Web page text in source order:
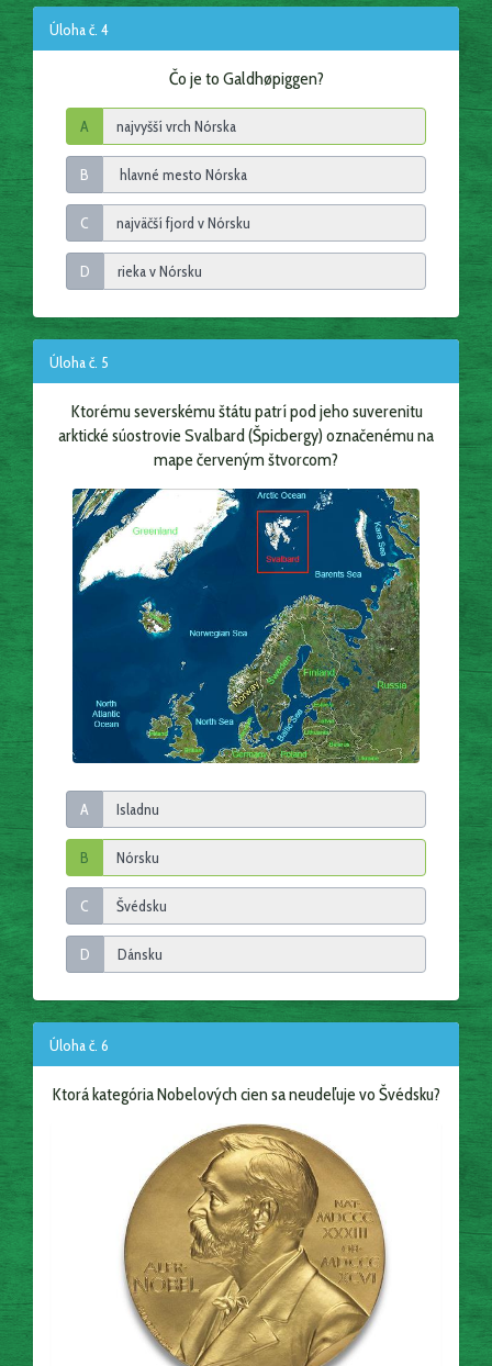
Úloha č. 4
Čo je to Galdhøpiggen?
A
B
C
D
Úloha č. 5
Ktorému severskému štátu patrí pod jeho suverenitu
arktické súostrovie Svalbard (Špicbergy) označenému na
mape červeným štvorcom?
A
B
C
D
Úloha č. 6
Ktorá kategória Nobelových cien sa neudeľuje vo Švédsku?